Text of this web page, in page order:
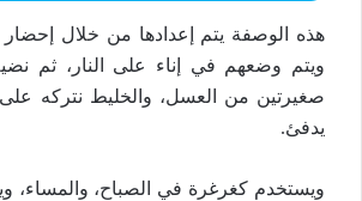
ويتم وضعهم في إناء على النار، ثم
صغيرتين من العسل، والخليط نتركه على
يدفئ.
ويستخدم كغرغرة في الصباح، والمساء،